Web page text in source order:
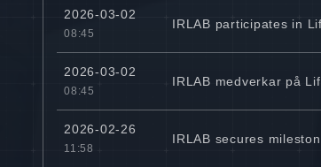
2026-03-02
08:45
IRLAB participates in
2026-03-02
08:45
IRLAB medverkar på
2026-02-26
11:58
IRLAB secures